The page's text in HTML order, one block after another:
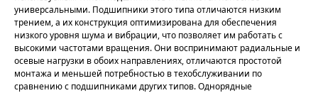
универсальными. Подшипники этого типа отличаются низким
трением, а их конструкция оптимизирована для обеспечения
низкого уровня шума и вибрации, что позволяет им работать с
высокими частотами вращения. Они воспринимают радиальные и
осевые нагрузки в обоих направлениях, отличаются простотой
монтажа и меньшей потребностью в техобслуживании по
сравнению с подшипниками других типов. Однорядные